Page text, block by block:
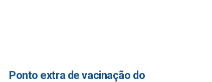
Ponto extra de vacinação do